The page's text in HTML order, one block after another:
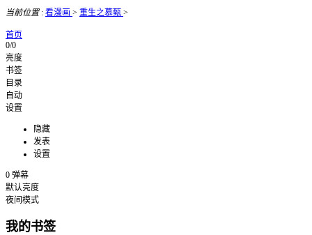
当前位置: 看漫画 > 重生之慕甄 >
首页
0/0
亮度
书签
目录
自动
设置
隐藏
发表
设置
0 弹幕
默认亮度
夜间模式
我的书签